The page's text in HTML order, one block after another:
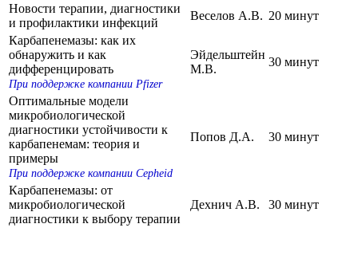
Новости терапии, диагностики
и профилактики инфекций
Веселов А.В. 20 минут
Карбапенемазы: как их
обнаружить и как
дифференцировать
При поддержке компании Pfizer
Эйдельштейн
М.В.
30 минут
Оптимальные модели
микробиологической
диагностики устойчивости к
карбапенемам: теория и
примеры
При поддержке компании Cepheid
Попов Д.А. 30 минут
Карбапенемазы: от
микробиологической
диагностики к выбору терапии
Дехнич А.В. 30 минут